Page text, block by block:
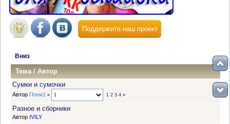
Поддержите наш проект
Вниз
Тема/Автор
Сумки и сумочки
Автор Пони1 « 1 2 3 4»
Разное и сборники
Автор IVILY